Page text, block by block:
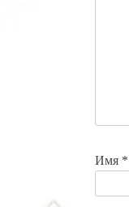
Имя *